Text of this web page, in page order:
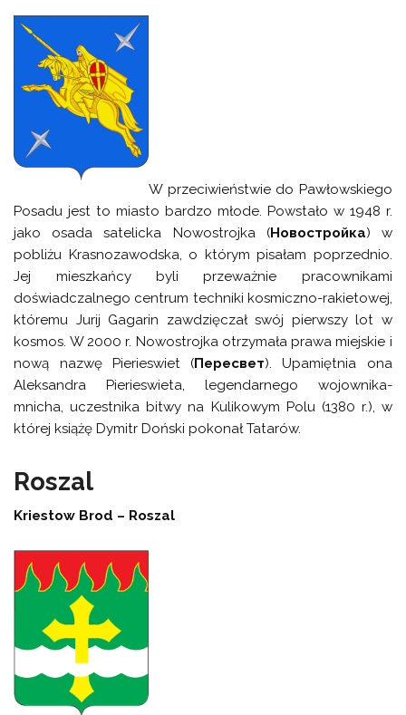
W przeciwieństwie do Pawłowskiego
Posadu jest to miasto bardzo młode. Powstało w 1948 r.
jako osada satelicka Nowostrojka (Новостройка) w
pobliżu Krasnozawodska, o którym pisałam poprzednio.
Jej mieszkańcy byli przeważnie pracownikami
doświadczalnego centrum techniki kosmiczno-rakietowej,
któremu Jurij Gagarin zawdzięczał swój pierwszy lot w
kosmos. W 2000 r. Nowostrojka otrzymała prawa miejskie i
nową nazwę Pierieswiet (Пересвет). Upamiętnia ona
Aleksandra Pierieswieta, legendarnego wojownika-
mnicha, uczestnika bitwy na Kulikowym Polu (1380 r.), w
której książę Dymitr Doński pokonał Tatarów.
Roszal
Kriestow Brod – Roszal